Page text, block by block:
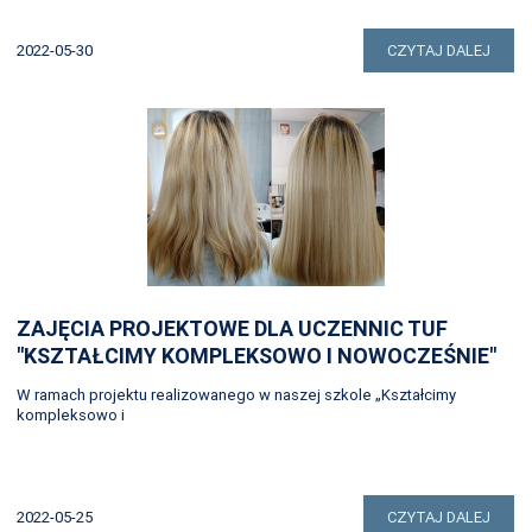
2022-05-30 CZYTAJ DALEJ
ZAJĘCIA PROJEKTOWE DLA UCZENNIC TUF
"KSZTAŁCIMY KOMPLEKSOWO I NOWOCZEŚNIE"
W ramach projektu realizowanego w naszej szkole „Kształcimy
kompleksowo i
2022-05-25 CZYTAJ DALEJ